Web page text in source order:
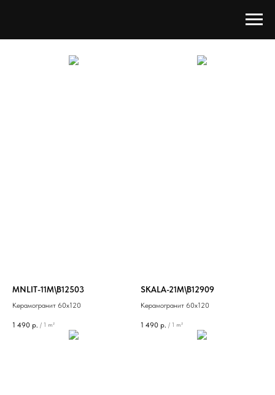
MNLIT-11M\B12503
Керамогранит 60х120
1 490 р. / 1 m²
SKALA-21M\B12909
Керамогранит 60х120
1 490 р. / 1 m²